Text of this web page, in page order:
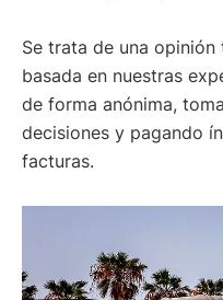
Se trata de una
basada en nuestras
de forma anónima,
decisiones y pagando
facturas.